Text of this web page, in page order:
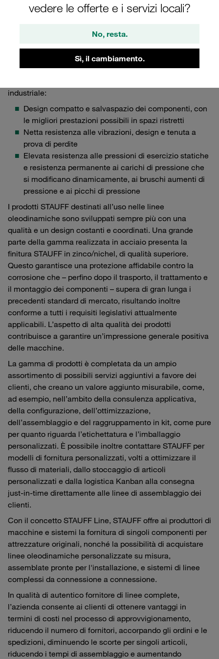
vedere le offerte e i servizi locali?
No, resta.
Sì, il cambiamento.
all’azienda.
una facile applicazione e montaggio, i prodotti STAUFF
seguire, che sono particolarmente importanti per gli OEM
(original equipment manufacturer, i produttori di
industriale:
Design compatto e salvaspazio dei componenti, con
le migliori prestazioni possibili in spazi ristretti
Netta resistenza alle vibrazioni, design e tenuta a
prova di perdite
Elevata resistenza alle pressioni di esercizio statiche
e resistenza permanente ai carichi di pressione che
si modificano dinamicamente, ai bruschi aumenti di
pressione e ai picchi di pressione
I prodotti STAUFF destinati all’uso nelle linee
oleodinamiche sono sviluppati sempre più con una
qualità e un design costanti e coordinati. Una grande
parte della gamma realizzata in acciaio presenta la
finitura STAUFF in zinco/nichel, di qualità superiore.
Questo garantisce una protezione affidabile contro la
corrosione che – perfino dopo il trasporto, il trattamento e
il montaggio dei componenti – supera di gran lunga i
precedenti standard di mercato, risultando inoltre
conforme a tutti i requisiti legislativi attualmente
applicabili. L’aspetto di alta qualità dei prodotti
contribuisce a garantire un’impressione generale positiva
delle macchine.
La gamma di prodotti è completata da un ampio
assortimento di possibili servizi aggiuntivi a favore dei
clienti, che creano un valore aggiunto misurabile, come,
ad esempio, nell’ambito della consulenza applicativa,
della configurazione, dell’ottimizzazione,
dell’assemblaggio e del raggruppamento in kit, come pure
per quanto riguarda l’etichettatura e l’imballaggio
personalizzati. È possibile inoltre contattare STAUFF per
modelli di fornitura personalizzati, volti a ottimizzare il
flusso di materiali, dallo stoccaggio di articoli
personalizzati e dalla logistica Kanban alla consegna
just-in-time direttamente alle linee di assemblaggio dei
clienti.
Con il concetto STAUFF Line, STAUFF offre ai produttori di
macchine e sistemi la fornitura di singoli componenti per
attrezzature originali, nonché la possibilità di acquistare
linee oleodinamiche personalizzate su misura,
assemblate pronte per l'installazione, e sistemi di linee
complessi da connessione a connessione.
In qualità di autentico fornitore di linee complete,
l’azienda consente ai clienti di ottenere vantaggi in
termini di costi nel processo di approvvigionamento,
riducendo il numero di fornitori, accorpando gli ordini e le
spedizioni, diminuendo le scorte per singoli articoli,
riducendo i tempi di assemblaggio e aumentando